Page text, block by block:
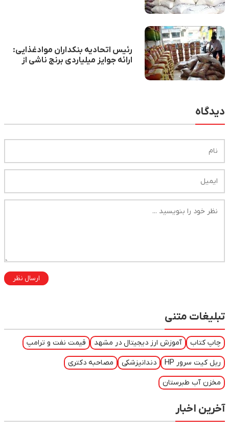
رئیس اتحادیه بنکداران موادغذایی:
ارائه جوایز میلیاردی برنج ناشی از
دیدگاه
ارسال نظر
تبلیغات متنی
چاپ کتاب آموزش ارز دیجیتال در مشهد قیمت نفت و ترامپ
ریل کیت سرور HP دندانپزشکی مصاحبه دکتری
مخزن آب طبرستان
آخرین اخبار